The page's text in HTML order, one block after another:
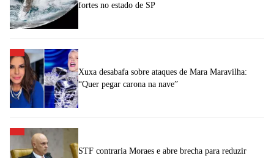
fortes no estado de SP
Xuxa desabafa sobre ataques de Mara Maravilha:
“Quer pegar carona na nave”
STF contraria Moraes e abre brecha para reduzir